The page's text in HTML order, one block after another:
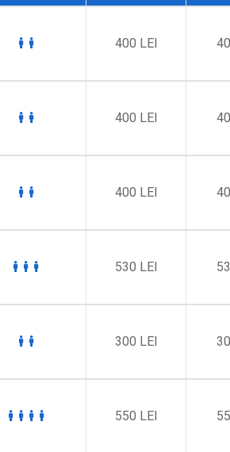
400 LEI
400 LEI
400 LEI
530 LEI
300 LEI
550 LEI